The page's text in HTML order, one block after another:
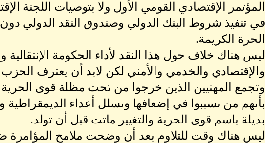
المؤتمر الإقتصادي القومي الأول ولا بتوصيات اللجنة
في تنفيذ شروط البنك الدولي وصندوق النقد الدولي دون
الحرة الكريمة.
ليس هناك خلاف حول هذا النقد لأداء الحكومة الإنتقالية
والإقتصادي والخدمي والأمني لكن لابد أن يعترف
وتجمع المهنيين الذين خرجوا من تحت مظلة قوى الحرية
بأنهم من تسببوا في إضعافها وتسلل أعداء الديمقراطية
بديلة باسم قوى الحرية والتغيير ماتت قبل أن تولد.
ليس هناك وقت للتلاوم بعد أن وضحت ملامح المؤامرة